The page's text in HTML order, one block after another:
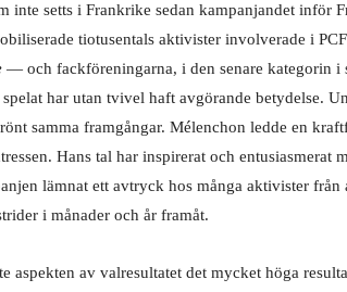
inte setts i Frankrike sedan kampanjandet inför
tiotusentals aktivister involverade i
— och fackföreningarna, i den senare kategorin i
har utan tvivel haft avgörande betydelse.
samma framgångar. Mélenchon ledde en
Hans tal har inspirerat och entusiasmerat
lämnat ett avtryck hos många aktivister från
i månader och år framåt.
aspekten av valresultatet det mycket höga